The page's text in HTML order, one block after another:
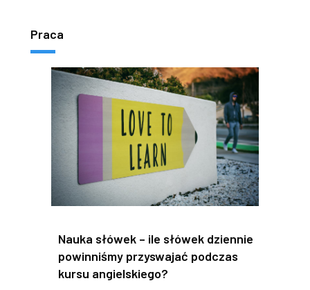
Praca
Nauka słówek – ile słówek dziennie
powinniśmy przyswajać podczas
kursu angielskiego?